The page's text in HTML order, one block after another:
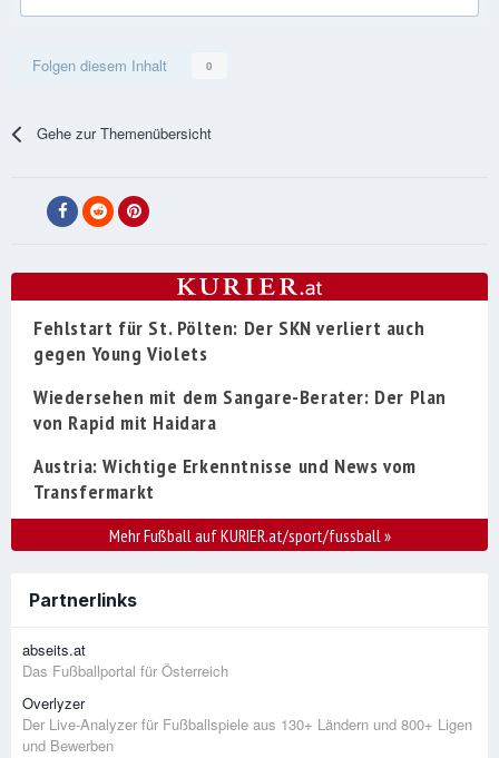
Folgen diesem Inhalt 0
Gehe zur Themenübersicht
Fehlstart für St. Pölten: Der SKN verliert auch
gegen Young Violets
Wiedersehen mit dem Sangare-Berater: Der Plan
von Rapid mit Haidara
Austria: Wichtige Erkenntnisse und News vom
Transfermarkt
Mehr Fußball auf KURIER.at/sport/fussball»
Partnerlinks
abseits.at
Das Fußballportal für Österreich
Overlyzer
Der Live-Analyzer für Fußballspiele aus 130+ Ländern und 800+ Ligen
und Bewerben